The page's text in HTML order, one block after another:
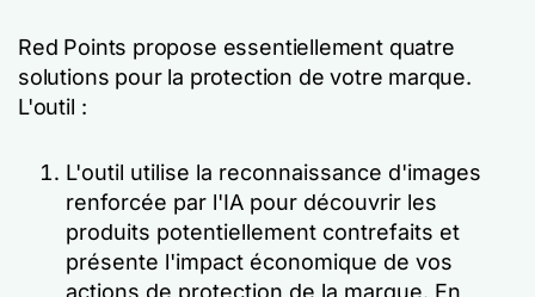
Red Points propose essentiellement quatre
solutions pour la protection de votre marque.
L'outil :
L'outil utilise la reconnaissance d'images
renforcée par l'IA pour découvrir les
produits potentiellement contrefaits et
présente l'impact économique de vos
actions de protection de la marque. En